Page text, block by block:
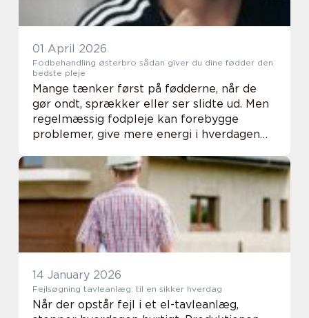
01 April 2026
Fodbehandling østerbro sådan giver du dine fødder den
bedste pleje
Mange tænker først på fødderne, når de
gør ondt, sprækker eller ser slidte ud. Men
regelmæssig fodpleje kan forebygge
problemer, give mere energi i hverdagen
løbe og stå op. På Østerbro og i de
omkringliggende...
14 January 2026
Fejlsøgning tavleanlæg: til en sikker hverdag
Når der opstår fejl i et el-tavleanlæg,